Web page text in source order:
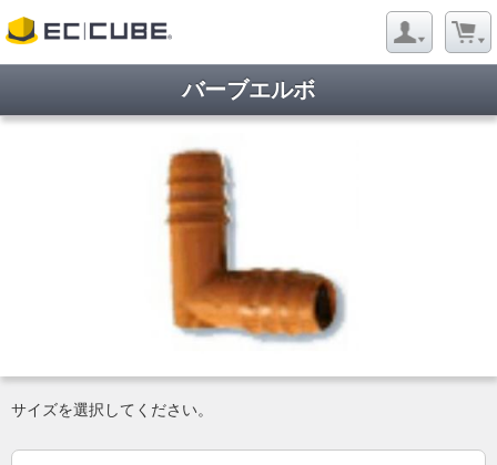
バーブエルボ
サイズを選択してください。
ようこそ ゲストさん
当サイトについて
Copyright © 2005- 2026 Evergreen Co,Ltd All rights reserved.